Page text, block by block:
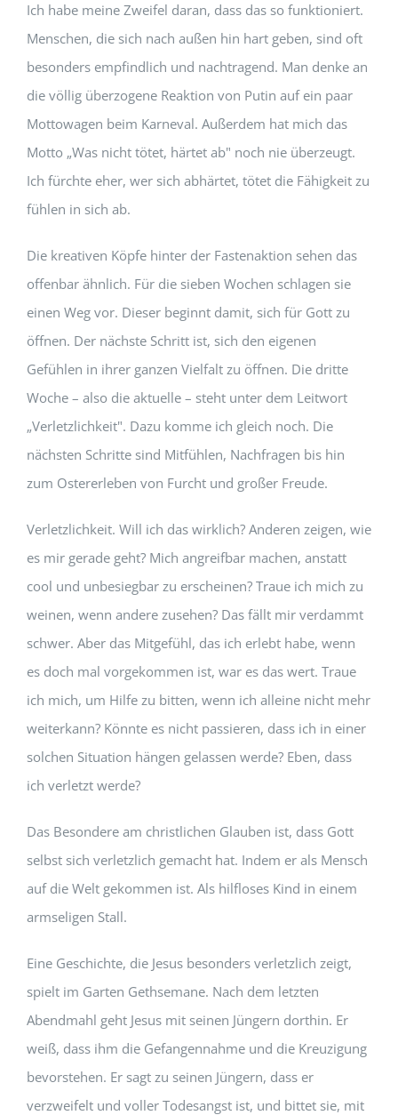
Ich habe meine Zweifel daran, dass das so funktioniert.
Menschen, die sich nach außen hin hart geben, sind oft
besonders empfindlich und nachtragend. Man denke an
die völlig überzogene Reaktion von Putin auf ein paar
Mottowagen beim Karneval. Außerdem hat mich das
Motto „Was nicht tötet, härtet ab" noch nie überzeugt.
Ich fürchte eher, wer sich abhärtet, tötet die Fähigkeit zu
fühlen in sich ab.
Die kreativen Köpfe hinter der Fastenaktion sehen das
offenbar ähnlich. Für die sieben Wochen schlagen sie
einen Weg vor. Dieser beginnt damit, sich für Gott zu
öffnen. Der nächste Schritt ist, sich den eigenen
Gefühlen in ihrer ganzen Vielfalt zu öffnen. Die dritte
Woche – also die aktuelle – steht unter dem Leitwort
„Verletzlichkeit". Dazu komme ich gleich noch. Die
nächsten Schritte sind Mitfühlen, Nachfragen bis hin
zum Ostererleben von Furcht und großer Freude.
Verletzlichkeit. Will ich das wirklich? Anderen zeigen, wie
es mir gerade geht? Mich angreifbar machen, anstatt
cool und unbesiegbar zu erscheinen? Traue ich mich zu
weinen, wenn andere zusehen? Das fällt mir verdammt
schwer. Aber das Mitgefühl, das ich erlebt habe, wenn
es doch mal vorgekommen ist, war es das wert. Traue
ich mich, um Hilfe zu bitten, wenn ich alleine nicht mehr
weiterkann? Könnte es nicht passieren, dass ich in einer
solchen Situation hängen gelassen werde? Eben, dass
ich verletzt werde?
Das Besondere am christlichen Glauben ist, dass Gott
selbst sich verletzlich gemacht hat. Indem er als Mensch
auf die Welt gekommen ist. Als hilfloses Kind in einem
armseligen Stall.
Eine Geschichte, die Jesus besonders verletzlich zeigt,
spielt im Garten Gethsemane. Nach dem letzten
Abendmahl geht Jesus mit seinen Jüngern dorthin. Er
weiß, dass ihm die Gefangennahme und die Kreuzigung
bevorstehen. Er sagt zu seinen Jüngern, dass er
verzweifelt und voller Todesangst ist, und bittet sie, mit